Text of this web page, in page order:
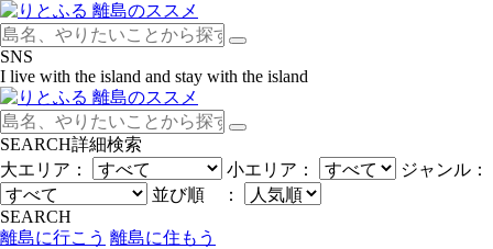
SNS
I live with the island and stay with the island
SEARCH詳細検索
大エリア：
小エリア：
ジャンル：
並び順 ：
SEARCH
離島に行こう 離島に住もう